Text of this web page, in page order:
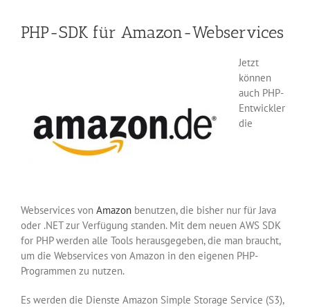
PHP-SDK für Amazon-Webservices
Jetzt
können
auch PHP-
Entwickler
die
Webservices von Amazon benutzen, die bisher nur für Java
oder .NET zur Verfügung standen. Mit dem neuen AWS SDK
for PHP werden alle Tools herausgegeben, die man braucht,
um die Webservices von Amazon in den eigenen PHP-
Programmen zu nutzen.
Es werden die Dienste Amazon Simple Storage Service (S3),